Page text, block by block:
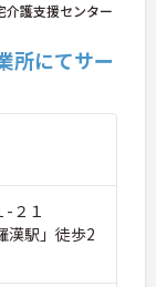
70
ー
介護支援センター
所にてサー
-２１
漢駅」徒歩2